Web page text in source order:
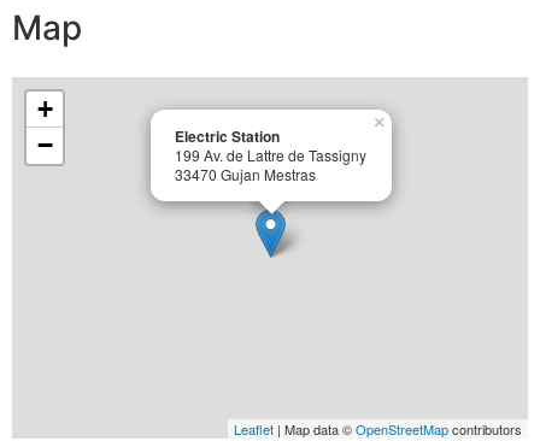
Map
Electric Station
199 Av. de Lattre de Tassigny
33470 Gujan Mestras
×
+
−
Leaflet | Map data ©OpenStreetMapcontributors